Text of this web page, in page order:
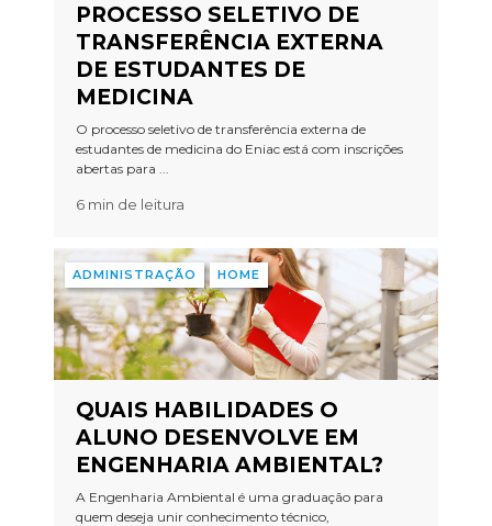
PROCESSO SELETIVO DE
TRANSFERÊNCIA EXTERNA
DE ESTUDANTES DE
MEDICINA
O processo seletivo de transferência externa de
estudantes de medicina do Eniac está com inscrições
abertas para ...
6 min de leitura
ADMINISTRAÇÃO HOME
QUAIS HABILIDADES O
ALUNO DESENVOLVE EM
ENGENHARIA AMBIENTAL?
A Engenharia Ambiental é uma graduação para
quem deseja unir conhecimento técnico,